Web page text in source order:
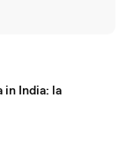
in India: la